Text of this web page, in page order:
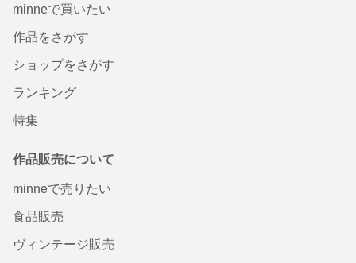
minneで買いたい
作品をさがす
ショップをさがす
ランキング
特集
作品販売について
minneで売りたい
食品販売
ヴィンテージ販売